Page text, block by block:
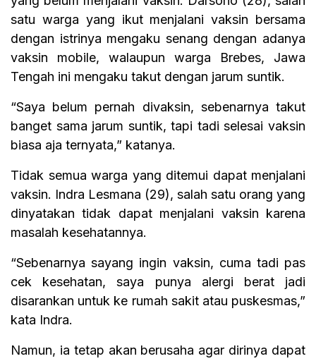
satu warga yang ikut menjalani vaksin bersama
dengan istrinya mengaku senang dengan adanya
vaksin mobile, walaupun warga Brebes, Jawa
Tengah ini mengaku takut dengan jarum suntik.
“Saya belum pernah divaksin, sebenarnya takut
banget sama jarum suntik, tapi tadi selesai vaksin
biasa aja ternyata,” katanya.
Tidak semua warga yang ditemui dapat menjalani
vaksin. Indra Lesmana (29), salah satu orang yang
dinyatakan tidak dapat menjalani vaksin karena
masalah kesehatannya.
“Sebenarnya sayang ingin vaksin, cuma tadi pas
cek kesehatan, saya punya alergi berat jadi
disarankan untuk ke rumah sakit atau puskesmas,”
kata Indra.
Namun, ia tetap akan berusaha agar dirinya dapat